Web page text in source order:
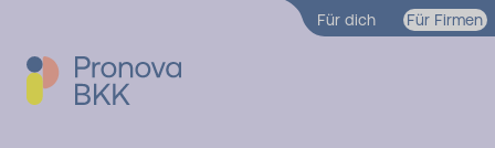
Zum Hauptinhalt springen
Für dich Für Firmen